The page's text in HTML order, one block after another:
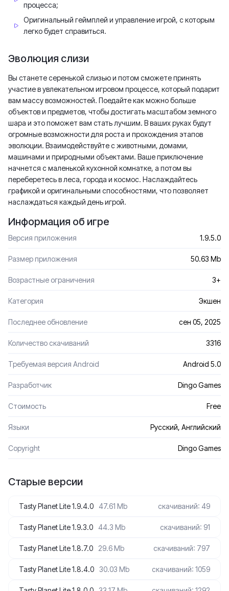
процесса;
Оригинальный геймплей и управление игрой, с которым
легко будет справиться.
Эволюция слизи
Вы станете серенькой слизью и потом сможете принять
участие в увлекательном игровом процессе, который подарит
вам массу возможностей. Поедайте как можно больше
объектов и предметов, чтобы достигать масштабом земного
шара и это поможет вам стать лучшим. В ваших руках будут
огромные возможности для роста и прохождения этапов
эволюции. Взаимодействуйте с животными, домами,
машинами и природными объектами. Ваше приключение
начнется с маленькой кухонной комнатке, а потом вы
переберетесь в леса, города и космос. Наслаждайтесь
графикой и оригинальными способностями, что позволяет
наслаждаться каждый день игрой.
Информация об игре
Версия приложения 1.9.5.0
Размер приложения 50.63 Mb
Возрастные ограничения 3+
Категория Экшен
Последнее обновление сен 05, 2025
Количество скачиваний 3316
Требуемая версия Android Android 5.0
Разработчик Dingo Games
Стоимость Free
Языки Русский, Английский
Сopyright Dingo Games
Старые версии
Tasty Planet Lite 1.9.4.0 47.61 Mb скачиваний: 49
Tasty Planet Lite 1.9.3.0 44.3 Mb скачиваний: 91
Tasty Planet Lite 1.8.7.0 29.6 Mb скачиваний: 797
Tasty Planet Lite 1.8.4.0 30.03 Mb скачиваний: 1059